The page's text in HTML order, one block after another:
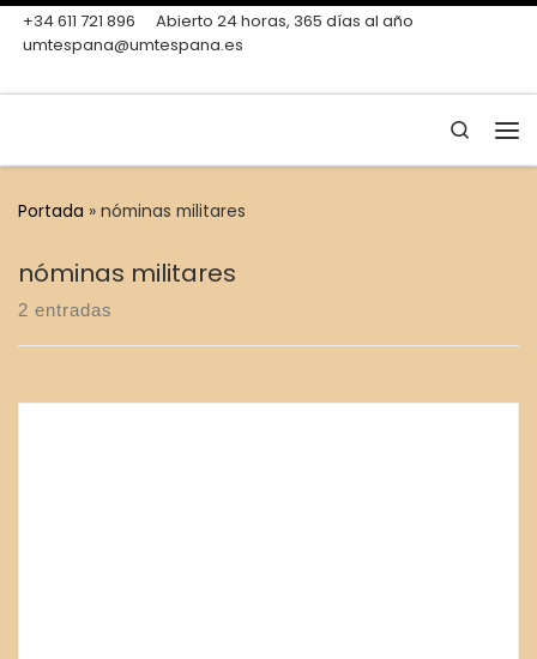
Skip to content
+34 611 721 896
Abierto 24 horas, 365 días al año
umtespana@umtespana.es
Search
Portada » nóminas militares
nóminas militares
2 entradas